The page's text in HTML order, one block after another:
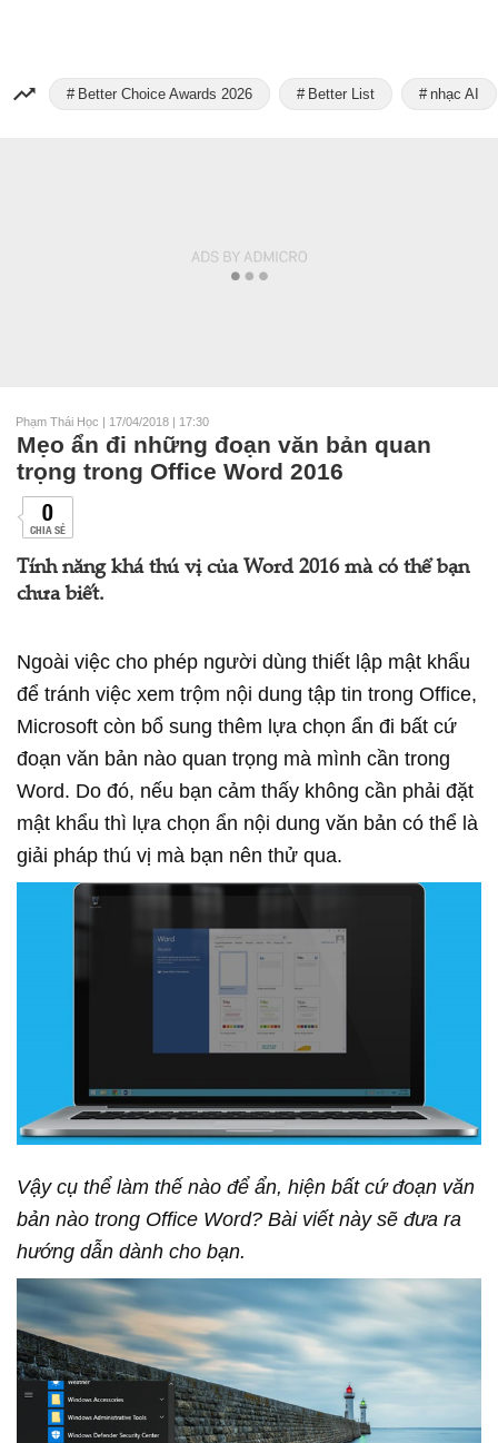
Better Choice Awards 2026 Better List nhạc AI
Phạm Thái Học | 17/04/2018 | 17:30
Mẹo ẩn đi những đoạn văn bản quan
trọng trong Office Word 2016
0
CHIA SẺ
Tính năng khá thú vị của Word 2016 mà có thể bạn
chưa biết.
Ngoài việc cho phép người dùng thiết lập mật khẩu
để tránh việc xem trộm nội dung tập tin trong Office,
Microsoft còn bổ sung thêm lựa chọn ẩn đi bất cứ
đoạn văn bản nào quan trọng mà mình cần trong
Word. Do đó, nếu bạn cảm thấy không cần phải đặt
mật khẩu thì lựa chọn ẩn nội dung văn bản có thể là
giải pháp thú vị mà bạn nên thử qua.
Vậy cụ thể làm thế nào để ẩn, hiện bất cứ đoạn văn
bản nào trong Office Word? Bài viết này sẽ đưa ra
hướng dẫn dành cho bạn.